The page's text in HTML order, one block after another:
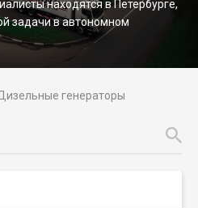
находятся в Петербурге,
задачи в автономном
генераторы